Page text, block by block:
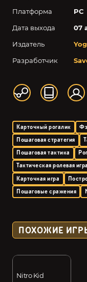
Платформа
PC
Дата выхода
07
Издатель
Разработчик
Карточный рогалик
Пошаговая стратегия
Пошаговая тактика
Тактическая ролевая игра
Карточная игра
Пошаговые сражения
ПОХОЖИЕ
Nitro Kid